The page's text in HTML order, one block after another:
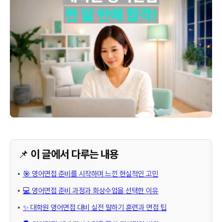
📌 이 글에서 다루는 내용
🎯 영어면접 준비를 시작하며 느낀 현실적인 고민
💻 영어면접 준비 과정과 화상수업을 선택한 이유
✨ 대학원 영어면접 대비 실전 말하기 훈련과 면접 팁